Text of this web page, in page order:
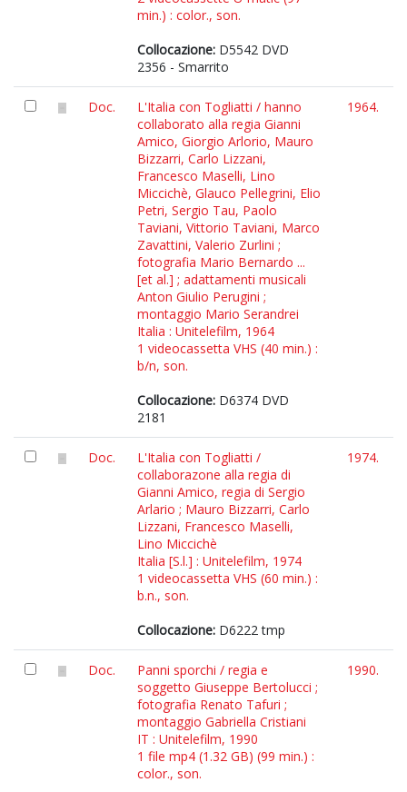
min.) : color., son.
Collocazione: D5542 DVD
2356 - Smarrito
Doc.
L'Italia con Togliatti / hanno
collaborato alla regia Gianni
Amico, Giorgio Arlorio, Mauro
Bizzarri, Carlo Lizzani,
Francesco Maselli, Lino
Miccichè, Glauco Pellegrini, Elio
Petri, Sergio Tau, Paolo
Taviani, Vittorio Taviani, Marco
Zavattini, Valerio Zurlini ;
fotografia Mario Bernardo ...
[et al.] ; adattamenti musicali
Anton Giulio Perugini ;
montaggio Mario Serandrei
Italia : Unitelefilm, 1964
1 videocassetta VHS (40 min.) :
b/n, son.
Collocazione: D6374 DVD
2181
1964.
Doc.
L'Italia con Togliatti /
collaborazone alla regia di
Gianni Amico, regia di Sergio
Arlario ; Mauro Bizzarri, Carlo
Lizzani, Francesco Maselli,
Lino Miccichè
Italia [S.l.] : Unitelefilm, 1974
1 videocassetta VHS (60 min.) :
b.n., son.
Collocazione: D6222 tmp
1974.
Doc.
Panni sporchi / regia e
soggetto Giuseppe Bertolucci ;
fotografia Renato Tafuri ;
montaggio Gabriella Cristiani
IT : Unitelefilm, 1990
1 file mp4 (1.32 GB) (99 min.) :
color., son.
1990.